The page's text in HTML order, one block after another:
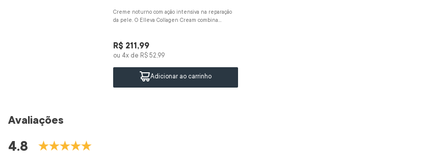
Creme noturno com ação intensiva na reparação
da pele. O Elleva Collagen Cream combina
R$ 211 ,99
ou 4x de R$ 52,99
Adicionar ao carrinho
Avaliações
4.8